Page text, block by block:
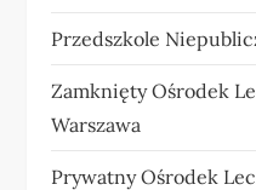
Przedszkole
Zamknięty Ośrodek
Warszawa
Prywatny Ośrodek